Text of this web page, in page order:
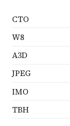
CTO
W8
A3D
JPEG
IMO
TBH